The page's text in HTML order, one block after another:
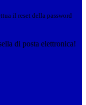
il reset della password
di posta elettronica!